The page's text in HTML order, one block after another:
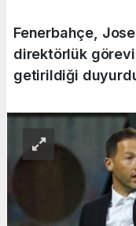
Fenerbahçe,
direktörlük
getirildiği